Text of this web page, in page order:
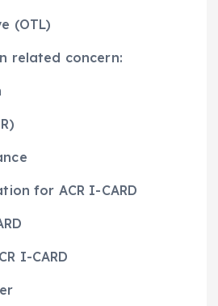
(OTL)
related concern:
for ACR I-CARD
I-CARD